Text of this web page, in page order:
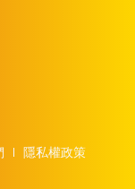
隱私權政策